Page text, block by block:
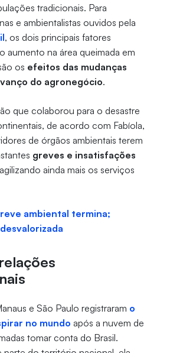
tradicionais. Para
e ambientalistas ouvidos pela
, os dois principais fatores
aumento na área queimada em
os efeitos das mudanças
do agronegócio.
que colaborou para o desastre
de acordo com Fabíola,
de órgãos ambientais terem
greves e insatisfações
ainda mais os serviços
ambiental termina;
e São Paulo registraram o
no mundo após a nuvem de
tomar conta do Brasil.